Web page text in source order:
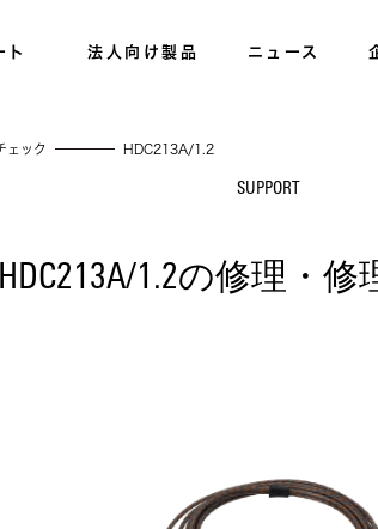
ト 法人向け製品 ニュース
ェック HDC213A/1.2
SUPPORT
1.2の修理・